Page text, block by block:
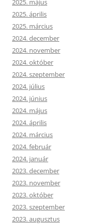
2025. május
2025. április
2025. március
2024. december
2024. november
2024. október
2024. szeptember
2024. július
2024. június
2024. május
2024. április
2024. március
2024. február
2024. január
2023. december
2023. november
2023. október
2023. szeptember
2023. augusztus